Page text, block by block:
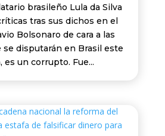
brasileño Lula da Silva
tras sus dichos en el
Bolsonaro de cara a las
se disputarán en Brasil este
es un corrupto. Fue...